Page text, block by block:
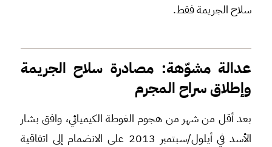
سلاح الجريمة فقط.
عدالة مشوّهة: مصادرة سلاح الجريمة
وإطلاق سراح المجرم
بعد أقل من شهر من هجوم الغوطة الكيميائي، وافق بشار
الأسد في أيلول/سبتمبر 2013 على الانضمام إلى اتفاقية